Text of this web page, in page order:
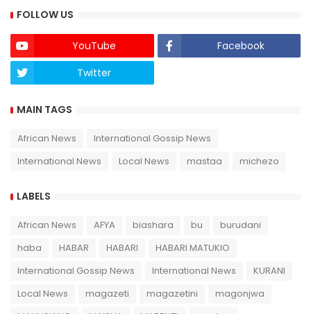
FOLLOW US
YouTube
Facebook
Twitter
MAIN TAGS
African News
International Gossip News
International News
Local News mastaa michezo
LABELS
African News AFYA biashara bu
burudani
haba
HABAR HABARI
HABARI MATUKIO
International Gossip News
International News
KURANI
Local News
magazeti magazetini
magonjwa